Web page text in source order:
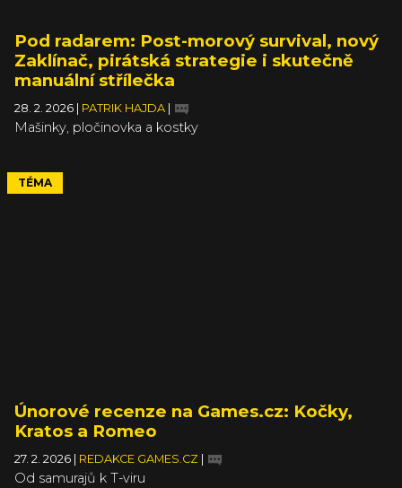
Pod radarem: Post-morový survival, nový
Zaklínač, pirátská strategie i skutečně
manuální střílečka
28. 2. 2026 PATRIK HAJDA
Mašinky, pločinovka a kostky
TÉMA
Únorové recenze na Games.cz: Kočky,
Kratos a Romeo
27. 2. 2026 REDAKCE GAMES.CZ
Od samurajů k T-viru